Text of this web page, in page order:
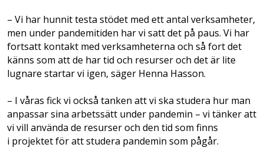
– Vi har hunnit testa stödet med ett antal verksamheter,
men under pandemitiden har vi satt det på paus. Vi har
fortsatt kontakt med verksamheterna och så fort det
känns som att de har tid och resurser och det är lite
lugnare startar vi igen, säger Henna Hasson.
– I våras fick vi också tanken att vi ska studera hur man
anpassar sina arbetssätt under pandemin – vi tänker att
vi vill använda de resurser och den tid som finns
i projektet för att studera pandemin som pågår.